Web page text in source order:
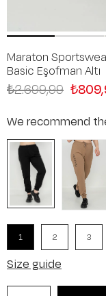
Maraton
Basic Eşofman Altı
₺2.699,99
We recommend
1 2 3
Size guide